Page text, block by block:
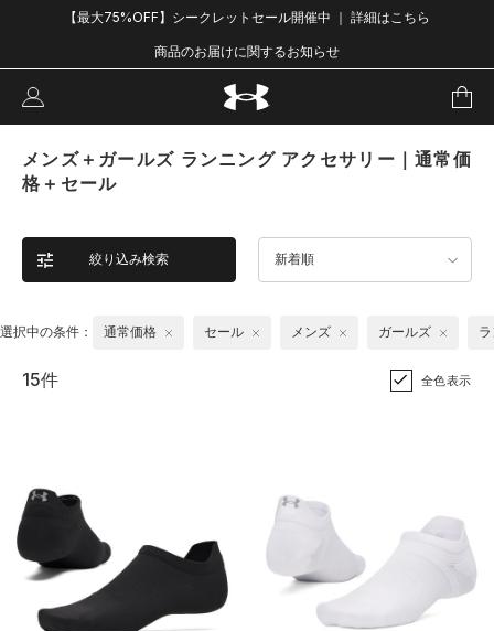
【最大75%OFF】シークレットセール開催中 ｜ 詳細はこちら
商品のお届けに関するお知らせ
メンズ＋ガールズ ランニング アクセサリー｜通常価
格＋セール
絞り込み検索 新着順
選択中の条件： 通常価格 セール メンズ ガールズ
15件 全色表示